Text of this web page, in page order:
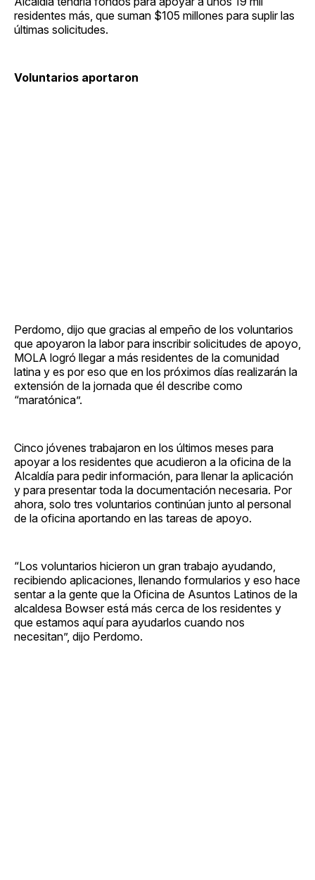
residentes más, que suman $105 millones para suplir las
últimas solicitudes.
Voluntarios aportaron
Perdomo, dijo que gracias al empeño de los voluntarios
que apoyaron la labor para inscribir solicitudes de apoyo,
MOLA logró llegar a más residentes de la comunidad
latina y es por eso que en los próximos días realizarán la
extensión de la jornada que él describe como
“maratónica”.
Cinco jóvenes trabajaron en los últimos meses para
apoyar a los residentes que acudieron a la oficina de la
Alcaldía para pedir información, para llenar la aplicación
y para presentar toda la documentación necesaria. Por
ahora, solo tres voluntarios continúan junto al personal
de la oficina aportando en las tareas de apoyo.
“Los voluntarios hicieron un gran trabajo ayudando,
recibiendo aplicaciones, llenando formularios y eso hace
sentar a la gente que la Oficina de Asuntos Latinos de la
alcaldesa Bowser está más cerca de los residentes y
que estamos aquí para ayudarlos cuando nos
necesitan”, dijo Perdomo.